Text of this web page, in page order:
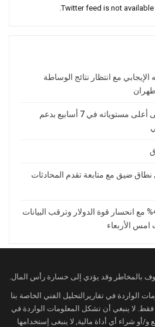
Twitter feed is not available
مع انتظار نتائج الوساطة
المعدن الأصفر يرتفع إلى أعلى مستوياته في 7 أسابيع بدعم
ضيق مع متابعة تقدم المحادثات
الذهب يرتفع بأكثر من 4% مع انحسار قوة الدولار وترقب البيانات
امس الأربعاء
بالمخاطر وقد يؤدي إلى خسارة رأس المال.
الواردة في تقاريرالتحليل الفني الخاصة بنا
لا ينبغي أن تشكل المعلومات الواردة في
أو شراء أي أداة مالية, لا ينبغى إستخدامها